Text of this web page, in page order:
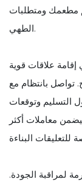
مطعمك ومتطلبات
الطهي.
إقامة علاقات قوية
تواصل بانتظام مع
التسليم وتوقعات
معاملات أكثر
لمراقبة الجودة.